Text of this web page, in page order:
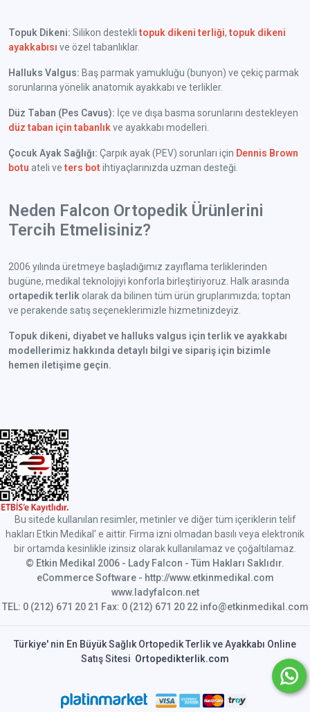
Topuk Dikeni: Silikon desteklitopuk dikeni terliği,topuk dikeni
ayakkabısı ve özel tabanlıklar.
Halluks Valgus: Baş parmak yamukluğu (bunyon) ve çekiç parmak
sorunlarına yönelik anatomik ayakkabı ve terlikler.
Düz Taban (Pes Cavus): İçe ve dışa basma sorunlarını destekleyen
düz taban için tabanlık ve ayakkabı modelleri.
Çocuk Ayak Sağlığı: Çarpık ayak (PEV) sorunları için Dennis Brown
botu ateli veters bot ihtiyaçlarınızda uzman desteği.
Neden Falcon Ortopedik Ürünlerini
Tercih Etmelisiniz?
2006 yılında üretmeye başladığımız zayıflama terliklerinden
bugüne, medikal teknolojiyi konforla birleştiriyoruz. Halk arasında
ortapedik terlik olarak da bilinen tüm ürün gruplarımızda; toptan
ve perakende satış seçeneklerimizle hizmetinizdeyiz.
Topuk dikeni, diyabet ve halluks valgus için terlik ve ayakkabı
modellerimiz hakkında detaylı bilgi ve sipariş için bizimle
hemen iletişime geçin.
Bu sitede kullanılan resimler, metinler ve diğer tüm içeriklerin telif
hakları Etkin Medikal' e aittir. Firma izni olmadan basılı veya elektronik
bir ortamda kesinlikle izinsiz olarak kullanılamaz ve çoğaltılamaz.
© Etkin Medikal 2006 - Lady Falcon - Tüm Hakları Saklıdır.
eCommerce Software - http://www.etkinmedikal.com
www.ladyfalcon.net
TEL: 0 (212) 671 20 21 Fax: 0 (212) 671 20 22 info@etkinmedikal.com
Türkiye' nin En Büyük Sağlık Ortopedik Terlik ve Ayakkabı Online
Satış Sitesi Ortopedikterlik.com